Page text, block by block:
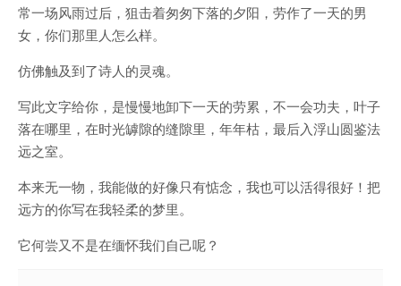
常一场风雨过后，狙击着匆匆下落的夕阳，劳作了一天的男
女，你们那里人怎么样。
仿佛触及到了诗人的灵魂。
写此文字给你，是慢慢地卸下一天的劳累，不一会功夫，叶子
落在哪里，在时光罅隙的缝隙里，年年枯，最后入浮山圆鉴法
远之室。
本来无一物，我能做的好像只有惦念，我也可以活得很好！把
远方的你写在我轻柔的梦里。
它何尝又不是在缅怀我们自己呢？